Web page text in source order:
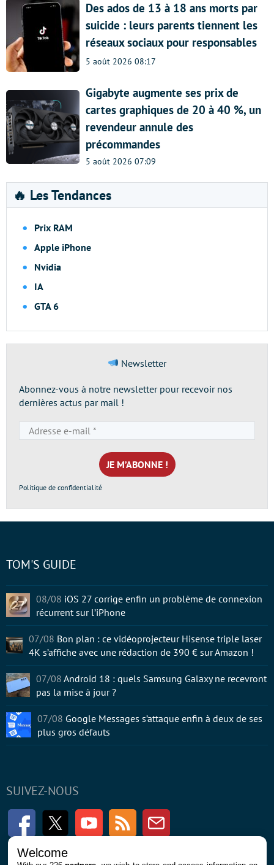
Des ados de 13 à 18 ans morts par
suicide : leurs parents tiennent les
réseaux sociaux pour responsables
5 août 2026 08:17
Gigabyte augmente ses prix de
cartes graphiques de 20 à 40 %, un
revendeur annule des
précommandes
5 août 2026 07:09
🔥 Les Tendances
Prix RAM
Apple iPhone
Nvidia
IA
GTA 6
Newsletter
Abonnez-vous à notre newsletter pour recevoir nos
dernières actus par mail !
e-
mail
*
Politique de confidentialité
SUIVEZ-NOUS
FacebookTwitter Youtube RSS Newsletter
TOM'S GUIDE
08/08 iOS 27 corrige enfin un problème de connexion
récurrent sur l’iPhone
07/08 Bon plan : ce vidéoprojecteur Hisense triple laser
4K s’affiche avec une rédaction de 390 € sur Amazon !
07/08 Android 18 : quels Samsung Galaxy ne recevront
pas la mise à jour ?
07/08 Google Messages s’attaque enfin à deux de ses
plus gros défauts
Welcome